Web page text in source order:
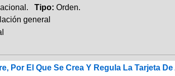
Tipo: Orden.
general
Por El Que Se Crea Y Regula La Tarjeta